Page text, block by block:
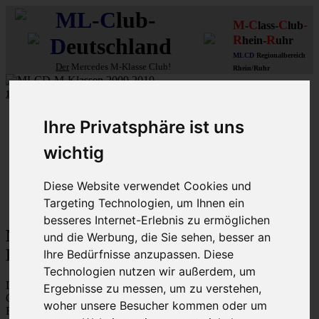
Ihre Privatsphäre ist uns
wichtig
Diese Website verwendet Cookies und
Targeting Technologien, um Ihnen ein
besseres Internet-Erlebnis zu ermöglichen
und die Werbung, die Sie sehen, besser an
Ihre Bedürfnisse anzupassen. Diese
Technologien nutzen wir außerdem, um
Ergebnisse zu messen, um zu verstehen,
woher unsere Besucher kommen oder um
ML-Club-
Deutschland
Der Mercedes M-Klasse Club!
M-Class-Club-
Rhein-Ruhr
MLCD Regionalbereich
Rhein/Ruhr
10 unserer W164
Ungelesene
MLCD-Ausstellung
FAQ
MLCD-Seiten
MLCD-Foren-Übersicht
M-Klasse MLCD-Foren des ML-Club-
Deutschland - Datenschutzerklärung
Diese Richtlinie beschreibt, wie „M-Klasse MLCD-Foren des ML-
Club-Deutschland“ („https://www.mlcd.de/MLCDForen“) (im
Folgenden „der Betreiber“) die Daten verwendet, die während